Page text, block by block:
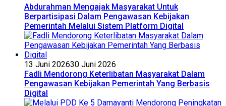
Abdurahman Mengajak Masyarakat Untuk
Berpartisipasi Dalam Pengawasan Kebijakan
Pemerintah Melalui Sistem Platform Digital
13 Juni 202630 Juni 2026
Fadli Mendorong Keterlibatan Masyarakat Dalam
Pengawasan Kebijakan Pemerintah Yang Berbasis
Digital